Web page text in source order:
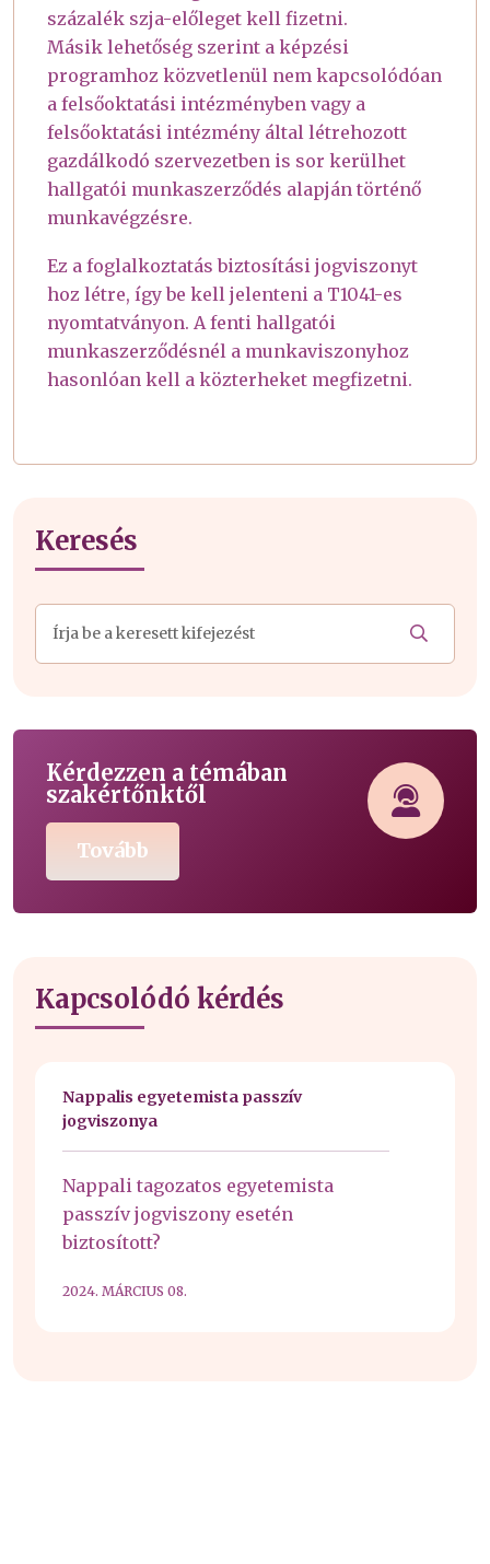
százalék szja-előleget kell fizetni.
Másik lehetőség szerint a képzési
programhoz közvetlenül nem kapcsolódóan
a felsőoktatási intézményben vagy a
felsőoktatási intézmény által létrehozott
gazdálkodó szervezetben is sor kerülhet
hallgatói munkaszerződés alapján történő
munkavégzésre.
Ez a foglalkoztatás biztosítási jogviszonyt
hoz létre, így be kell jelenteni a T1041-es
nyomtatványon. A fenti hallgatói
munkaszerződésnél a munkaviszonyhoz
hasonlóan kell a közterheket megfizetni.
Keresés
Kérdezzen a témában
szakértőnktől
Tovább
Kapcsolódó kérdés
Nappalis egyetemista passzív
jogviszonya
Nappali tagozatos egyetemista
passzív jogviszony esetén
biztosított?
2024. MÁRCIUS 08.